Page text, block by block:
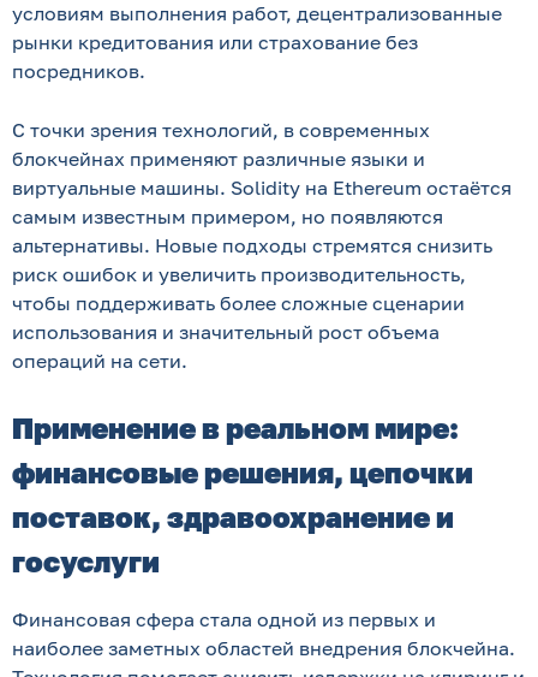
условиям выполнения работ, децентрализованные
рынки кредитования или страхование без
посредников.
С точки зрения технологий, в современных
блокчейнах применяют различные языки и
виртуальные машины. Solidity на Ethereum остаётся
самым известным примером, но появляются
альтернативы. Новые подходы стремятся снизить
риск ошибок и увеличить производительность,
чтобы поддерживать более сложные сценарии
использования и значительный рост объема
операций на сети.
Применение в реальном мире:
финансовые решения, цепочки
поставок, здравоохранение и
госуслуги
Финансовая сфера стала одной из первых и
наиболее заметных областей внедрения блокчейна.